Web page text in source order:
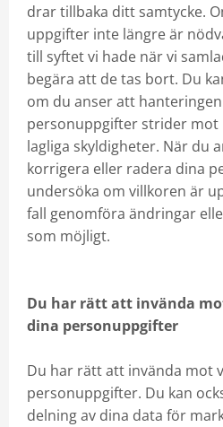
drar tillbaka ditt samtycke.
uppgifter inte längre är
till syftet vi hade när vi
begära att de tas bort. Du
om du anser att
personuppgifter strider mot
lagliga skyldigheter. När du
korrigera eller radera dina
undersöka om villkoren är
fall genomföra ändringar
som möjligt.
Du har rätt att invända
dina personuppgifter
Du har rätt att invända mot
personuppgifter. Du kan
delning av dina data för